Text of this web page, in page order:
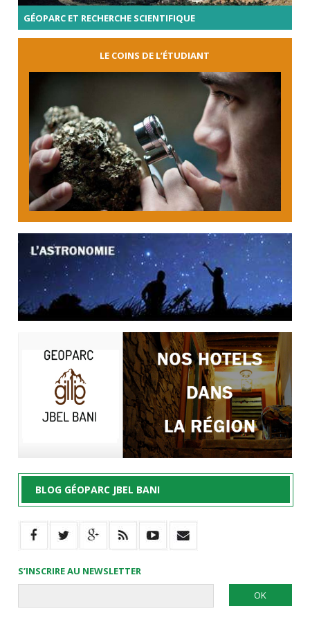
GÉOPARC ET RECHERCHE SCIENTIFIQUE
LE COINS DE L’ÉTUDIANT
BLOG GÉOPARC JBEL BANI
S’INSCRIRE AU NEWSLETTER